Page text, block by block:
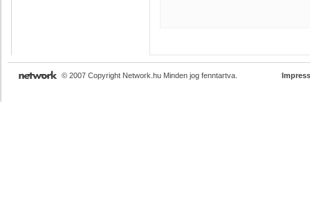
© 2007 Copyright Network.hu Minden jog fenntartva.